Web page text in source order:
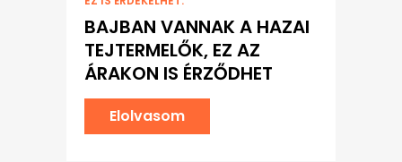
BAJBAN VANNAK A HAZAI
TEJTERMELŐK, EZ AZ
ÁRAKON IS ÉRZŐDHET
Elolvasom